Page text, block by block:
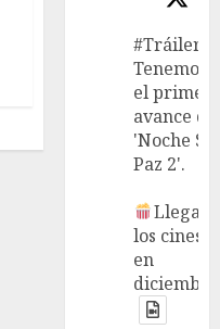
#Tráiler
Tenemos
el primer
avance de
'Noche
Paz 2'.
Llega a
los cines
en